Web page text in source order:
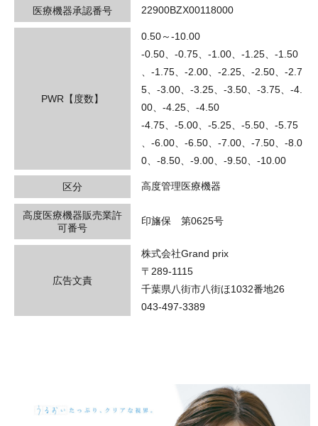
医療機器承認番号 22900BZX00118000
PWR【度数】
0.50～-10.00
-0.50、-0.75、-1.00、-1.25、-1.50
、-1.75、-2.00、-2.25、-2.50、-2.7
5、-3.00、-3.25、-3.50、-3.75、-4.
00、-4.25、-4.50
-4.75、-5.00、-5.25、-5.50、-5.75
、-6.00、-6.50、-7.00、-7.50、-8.0
0、-8.50、-9.00、-9.50、-10.00
区分 高度管理医療機器
高度医療機器販売業許
可番号
印旛保 第0625号
広告文責
株式会社Grand prix
〒289-1115
千葉県八街市八街ほ1032番地26
043-497-3389